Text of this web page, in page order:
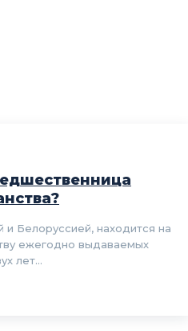
и Белоруссией, находится на
ежегодно выдаваемых
лет...